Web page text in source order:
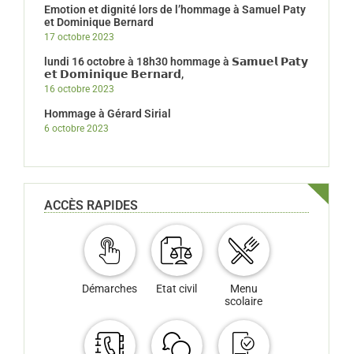
Emotion et dignité lors de l’hommage à Samuel Paty
et Dominique Bernard
17 octobre 2023
lundi 16 octobre à 18h30 hommage à 𝗦𝗮𝗺𝘂𝗲𝗹 𝗣𝗮𝘁𝘆
𝗲𝘁 𝗗𝗼𝗺𝗶𝗻𝗶𝗾𝘂𝗲 𝗕𝗲𝗿𝗻𝗮𝗿𝗱,
16 octobre 2023
Hommage à Gérard Sirial
6 octobre 2023
ACCÈS RAPIDES
Démarches Etat civil
Menu
scolaire